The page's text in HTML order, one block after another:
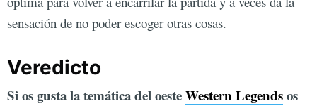
sensación de no poder escoger otras cosas.
Veredicto
Si os gusta la temática del oesteWestern Legendsos